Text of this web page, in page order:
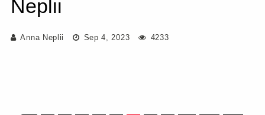
Neplii
Anna Neplii Sep 4, 2023 4233